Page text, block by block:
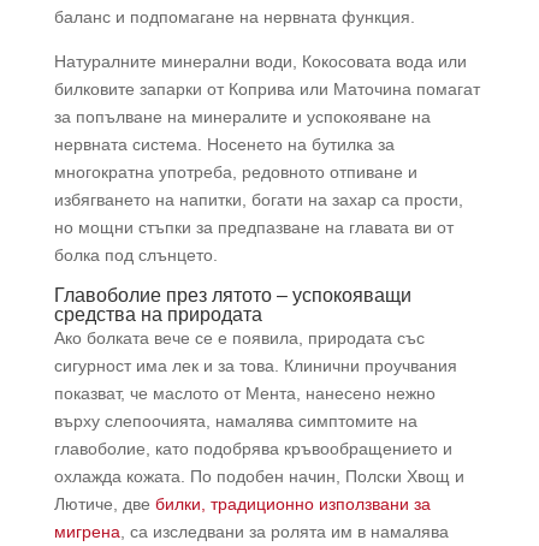
баланс и подпомагане на нервната функция.
Натуралните минерални води, Кокосовата вода или
билковите запарки от Коприва или Маточина помагат
за попълване на минералите и успокояване на
нервната система. Носенето на бутилка за
многократна употреба, редовното отпиване и
избягването на напитки, богати на захар са прости,
но мощни стъпки за предпазване на главата ви от
болка под слънцето.
Главоболие през лятото – успокояващи
средства на природата
Ако болката вече се е появила, природата със
сигурност има лек и за това. Клинични проучвания
показват, че маслото от Мента, нанесено нежно
върху слепоочията, намалява симптомите на
главоболие, като подобрява кръвообращението и
охлажда кожата. По подобен начин, Полски Хвощ и
Лютиче, две билки, традиционно използвани за
мигрена , са изследвани за ролята им в намалява